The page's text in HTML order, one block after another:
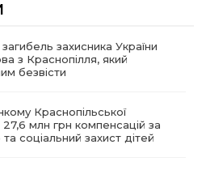
захисника України
з Краснопілля, який
безвісти
Краснопільської
млн грн компенсацій за
соціальний захист дітей